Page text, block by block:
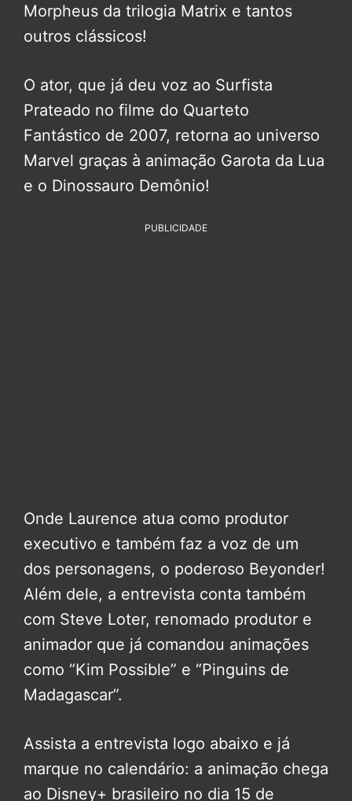
Morpheus da trilogia Matrix e tantos
outros clássicos!
O ator, que já deu voz ao Surfista
Prateado no filme do Quarteto
Fantástico de 2007, retorna ao universo
Marvel graças à animação Garota da Lua
e o Dinossauro Demônio!
PUBLICIDADE
Onde Laurence atua como produtor
executivo e também faz a voz de um
dos personagens, o poderoso Beyonder!
Além dele, a entrevista conta também
com Steve Loter, renomado produtor e
animador que já comandou animações
como “Kim Possible” e “Pinguins de
Madagascar”.
Assista a entrevista logo abaixo e já
marque no calendário: a animação chega
ao Disney+ brasileiro no dia 15 de